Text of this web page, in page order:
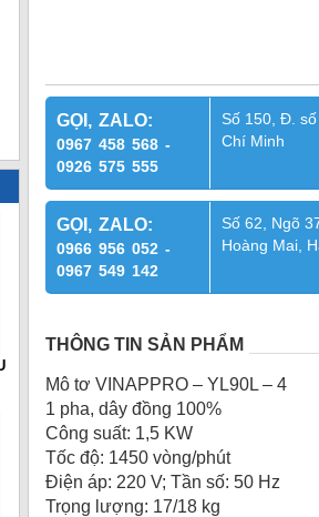
GỌI, ZALO:
0967 458 568 -
0926 575 555
Số 150, Đ.
Chí Minh
GỌI, ZALO:
0966 956 052 -
0967 549 142
Số 62, Ngõ
Hoàng Mai,
THÔNG TIN SẢN PHẨM
Mô tơ VINAPPRO – YL90L – 4
1 pha, dây đồng 100%
Công suất: 1,5 KW
Tốc độ: 1450 vòng/phút
Điện áp: 220 V; Tần số: 50 Hz
Trọng lượng: 17/18 kg